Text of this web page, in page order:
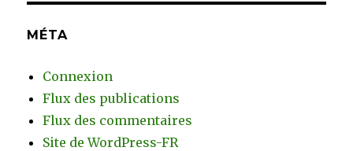
MÉTA
Connexion
Flux des publications
Flux des commentaires
Site de WordPress-FR